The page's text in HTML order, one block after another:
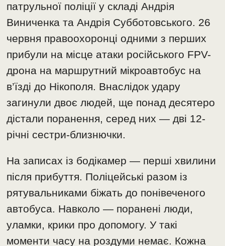
патрульної поліції у складі Андрія
Виниченка та Андрія Субботовського. 26
червня правоохоронці одними з перших
прибули на місце атаки російського FPV-
дрона на маршрутний мікроавтобус на
в’їзді до Нікополя. Внаслідок удару
загинули двоє людей, ще понад десятеро
дістали поранення, серед них — дві 12-
річні сестри-близнючки.
На записах із бодікамер — перші хвилини
після прибуття. Поліцейські разом із
рятувальниками біжать до понівеченого
автобуса. Навколо — поранені люди,
уламки, крики про допомогу. У такі
моменти часу на роздуми немає. Кожна